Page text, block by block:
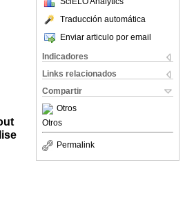
Traducción automática
Enviar articulo por email
Indicadores
Links relacionados
Compartir
Otros
Otros
Permalink